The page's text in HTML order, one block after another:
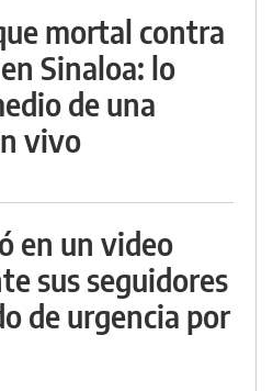
mortal contra
Sinaloa: lo
de una
vivo
en un video
sus seguidores
de urgencia por